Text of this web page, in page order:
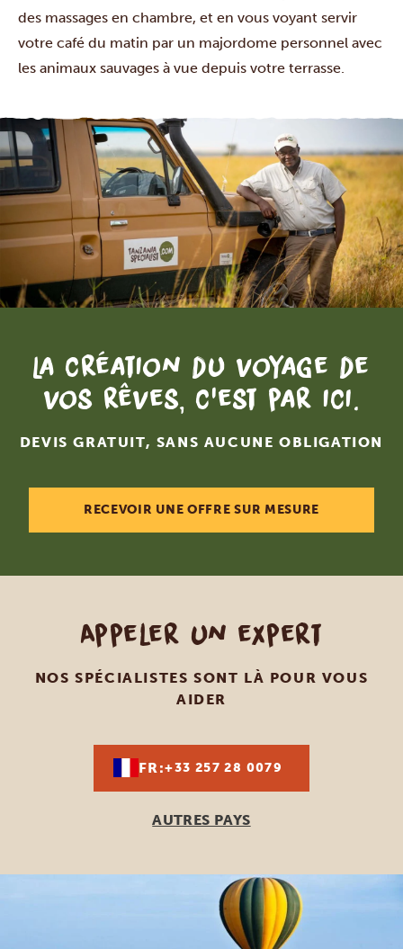
des massages en chambre, et en vous voyant servir
votre café du matin par un majordome personnel avec
les animaux sauvages à vue depuis votre terrasse.
La création du voyage de
vos rêves, c'est par ici.
DEVIS GRATUIT, SANS AUCUNE OBLIGATION
RECEVOIR UNE OFFRE SUR MESURE
Appeler un expert
NOS SPÉCIALISTES SONT LÀ POUR VOUS
AIDER
FR:+33 257 28 0079
AUTRES PAYS